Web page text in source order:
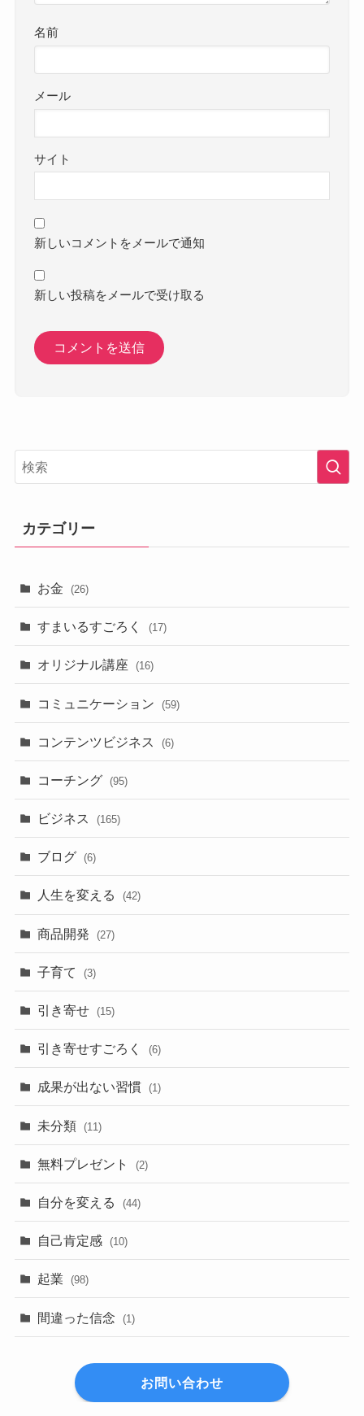
名前
メール
サイト
新しいコメントをメールで通知
新しい投稿をメールで受け取る
カテゴリー
お金 (26)
すまいるすごろく (17)
オリジナル講座 (16)
コミュニケーション (59)
コンテンツビジネス (6)
コーチング (95)
ビジネス (165)
ブログ (6)
人生を変える (42)
商品開発 (27)
子育て (3)
引き寄せ (15)
引き寄せすごろく (6)
成果が出ない習慣 (1)
未分類 (11)
無料プレゼント (2)
自分を変える (44)
自己肯定感 (10)
起業 (98)
間違った信念 (1)
お問い合わせ